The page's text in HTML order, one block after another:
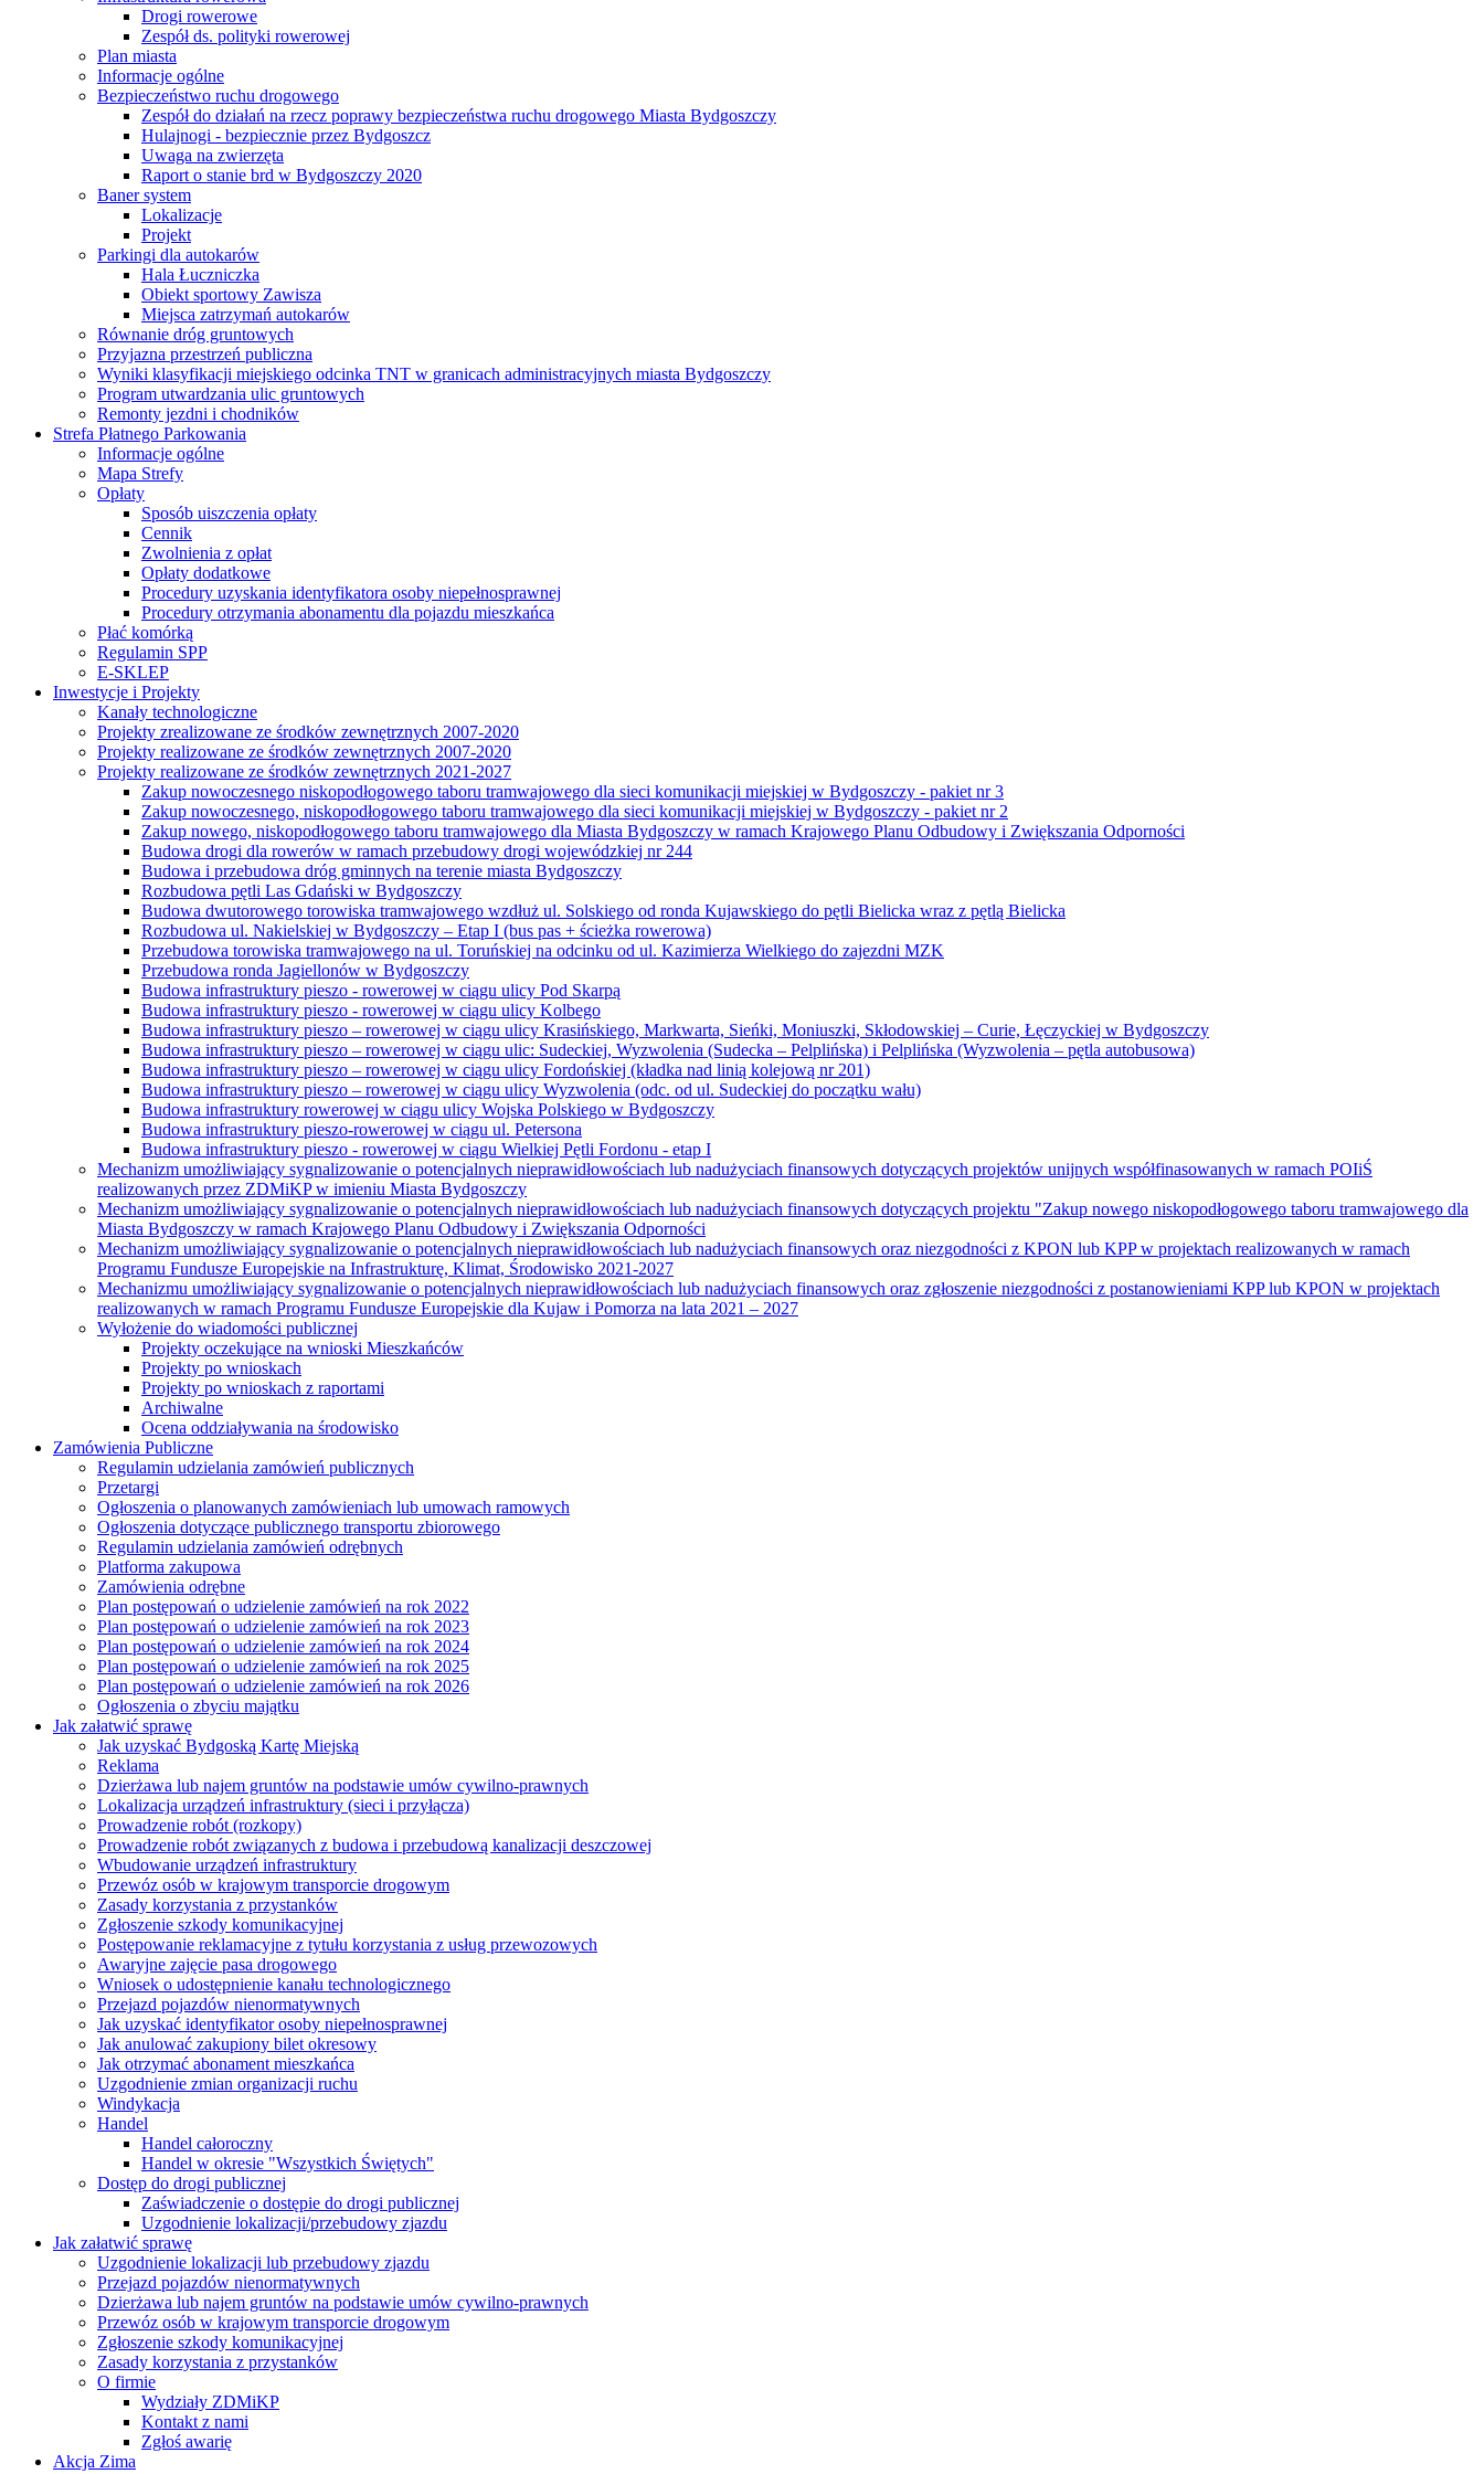
Drogi rowerowe
Zespół ds. polityki rowerowej
Plan miasta
Informacje ogólne
Bezpieczeństwo ruchu drogowego
Zespół do działań na rzecz poprawy bezpieczeństwa ruchu drogowego Miasta Bydgoszczy
Hulajnogi - bezpiecznie przez Bydgoszcz
Uwaga na zwierzęta
Raport o stanie brd w Bydgoszczy 2020
Baner system
Lokalizacje
Projekt
Parkingi dla autokarów
Hala Łuczniczka
Obiekt sportowy Zawisza
Miejsca zatrzymań autokarów
Równanie dróg gruntowych
Przyjazna przestrzeń publiczna
Wyniki klasyfikacji miejskiego odcinka TNT w granicach administracyjnych miasta Bydgoszczy
Program utwardzania ulic gruntowych
Remonty jezdni i chodników
Strefa Płatnego Parkowania
Informacje ogólne
Mapa Strefy
Opłaty
Sposób uiszczenia opłaty
Cennik
Zwolnienia z opłat
Opłaty dodatkowe
Procedury uzyskania identyfikatora osoby niepełnosprawnej
Procedury otrzymania abonamentu dla pojazdu mieszkańca
Płać komórką
Regulamin SPP
E-SKLEP
Inwestycje i Projekty
Kanały technologiczne
Projekty zrealizowane ze środków zewnętrznych 2007-2020
Projekty realizowane ze środków zewnętrznych 2007-2020
Projekty realizowane ze środków zewnętrznych 2021-2027
Zakup nowoczesnego niskopodłogowego taboru tramwajowego dla sieci komunikacji miejskiej w Bydgoszczy - pakiet nr 3
Zakup nowoczesnego, niskopodłogowego taboru tramwajowego dla sieci komunikacji miejskiej w Bydgoszczy - pakiet nr 2
Zakup nowego, niskopodłogowego taboru tramwajowego dla Miasta Bydgoszczy w ramach Krajowego Planu Odbudowy i Zwiększania Odporności
Budowa drogi dla rowerów w ramach przebudowy drogi wojewódzkiej nr 244
Budowa i przebudowa dróg gminnych na terenie miasta Bydgoszczy
Rozbudowa pętli Las Gdański w Bydgoszczy
Budowa dwutorowego torowiska tramwajowego wzdłuż ul. Solskiego od ronda Kujawskiego do pętli Bielicka wraz z pętlą Bielicka
Rozbudowa ul. Nakielskiej w Bydgoszczy – Etap I (bus pas + ścieżka rowerowa)
Przebudowa torowiska tramwajowego na ul. Toruńskiej na odcinku od ul. Kazimierza Wielkiego do zajezdni MZK
Przebudowa ronda Jagiellonów w Bydgoszczy
Budowa infrastruktury pieszo - rowerowej w ciągu ulicy Pod Skarpą
Budowa infrastruktury pieszo - rowerowej w ciągu ulicy Kolbego
Budowa infrastruktury pieszo – rowerowej w ciągu ulicy Krasińskiego, Markwarta, Sieńki, Moniuszki, Skłodowskiej – Curie, Łęczyckiej w Bydgoszczy
Budowa infrastruktury pieszo – rowerowej w ciągu ulic: Sudeckiej, Wyzwolenia (Sudecka – Pelplińska) i Pelplińska (Wyzwolenia – pętla autobusowa)
Budowa infrastruktury pieszo – rowerowej w ciągu ulicy Fordońskiej (kładka nad linią kolejową nr 201)
Budowa infrastruktury pieszo – rowerowej w ciągu ulicy Wyzwolenia (odc. od ul. Sudeckiej do początku wału)
Budowa infrastruktury rowerowej w ciągu ulicy Wojska Polskiego w Bydgoszczy
Budowa infrastruktury pieszo-rowerowej w ciągu ul. Petersona
Budowa infrastruktury pieszo - rowerowej w ciągu Wielkiej Pętli Fordonu - etap I
Mechanizm umożliwiający sygnalizowanie o potencjalnych nieprawidłowościach lub nadużyciach finansowych dotyczących projektów unijnych współfinasowanych w ramach POIiŚ
realizowanych przez ZDMiKP w imieniu Miasta Bydgoszczy
Mechanizm umożliwiający sygnalizowanie o potencjalnych nieprawidłowościach lub nadużyciach finansowych dotyczących projektu "Zakup nowego niskopodłogowego taboru tramwajowego dla
Miasta Bydgoszczy w ramach Krajowego Planu Odbudowy i Zwiększania Odporności
Mechanizm umożliwiający sygnalizowanie o potencjalnych nieprawidłowościach lub nadużyciach finansowych oraz niezgodności z KPON lub KPP w projektach realizowanych w ramach
Programu Fundusze Europejskie na Infrastrukturę, Klimat, Środowisko 2021-2027
Mechanizmu umożliwiający sygnalizowanie o potencjalnych nieprawidłowościach lub nadużyciach finansowych oraz zgłoszenie niezgodności z postanowieniami KPP lub KPON w projektach
realizowanych w ramach Programu Fundusze Europejskie dla Kujaw i Pomorza na lata 2021 – 2027
Wyłożenie do wiadomości publicznej
Projekty oczekujące na wnioski Mieszkańców
Projekty po wnioskach
Projekty po wnioskach z raportami
Archiwalne
Ocena oddziaływania na środowisko
Zamówienia Publiczne
Regulamin udzielania zamówień publicznych
Przetargi
Ogłoszenia o planowanych zamówieniach lub umowach ramowych
Ogłoszenia dotyczące publicznego transportu zbiorowego
Regulamin udzielania zamówień odrębnych
Platforma zakupowa
Zamówienia odrębne
Plan postępowań o udzielenie zamówień na rok 2022
Plan postępowań o udzielenie zamówień na rok 2023
Plan postępowań o udzielenie zamówień na rok 2024
Plan postępowań o udzielenie zamówień na rok 2025
Plan postępowań o udzielenie zamówień na rok 2026
Ogłoszenia o zbyciu majątku
Jak załatwić sprawę
Jak uzyskać Bydgoską Kartę Miejską
Reklama
Dzierżawa lub najem gruntów na podstawie umów cywilno-prawnych
Lokalizacja urządzeń infrastruktury (sieci i przyłącza)
Prowadzenie robót (rozkopy)
Prowadzenie robót związanych z budowa i przebudową kanalizacji deszczowej
Wbudowanie urządzeń infrastruktury
Przewóz osób w krajowym transporcie drogowym
Zasady korzystania z przystanków
Zgłoszenie szkody komunikacyjnej
Postępowanie reklamacyjne z tytułu korzystania z usług przewozowych
Awaryjne zajęcie pasa drogowego
Wniosek o udostępnienie kanału technologicznego
Przejazd pojazdów nienormatywnych
Jak uzyskać identyfikator osoby niepełnosprawnej
Jak anulować zakupiony bilet okresowy
Jak otrzymać abonament mieszkańca
Uzgodnienie zmian organizacji ruchu
Windykacja
Handel
Handel całoroczny
Handel w okresie "Wszystkich Świętych"
Dostęp do drogi publicznej
Zaświadczenie o dostępie do drogi publicznej
Uzgodnienie lokalizacji/przebudowy zjazdu
Jak załatwić sprawę
Uzgodnienie lokalizacji lub przebudowy zjazdu
Przejazd pojazdów nienormatywnych
Dzierżawa lub najem gruntów na podstawie umów cywilno-prawnych
Przewóz osób w krajowym transporcie drogowym
Zgłoszenie szkody komunikacyjnej
Zasady korzystania z przystanków
O firmie
Wydziały ZDMiKP
Kontakt z nami
Zgłoś awarię
Akcja Zima